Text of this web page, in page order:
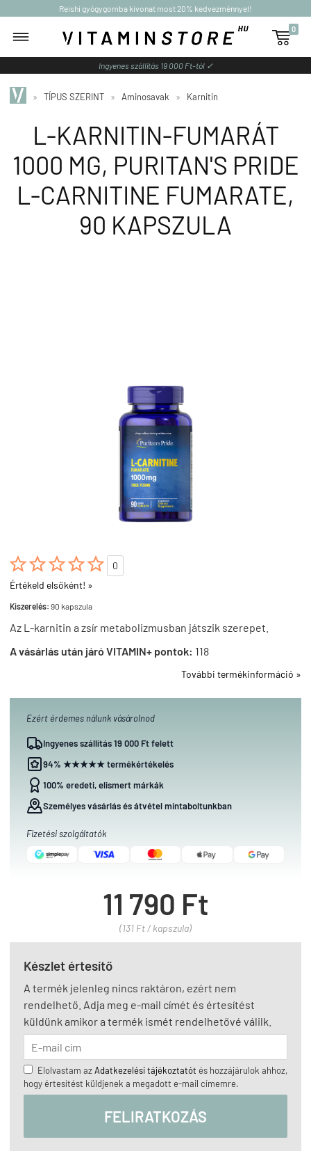
Reishi gyógygomba kivonat most 20% kedvezménnyel!

0
Ingyenes szállítás 19 000 Ft-tól ✓
» TÍPUS SZERINT » Aminosavak » Karnitin
L-KARNITIN-FUMARÁT
1000 MG, PURITAN'S PRIDE
L-CARNITINE FUMARATE,
90 KAPSZULA

0
Értékeld elsőként! »
Kiszerelés: 90 kapszula
Az L-karnitin a zsír metabolizmusban játszik szerepet.
A vásárlás után járó VITAMIN+ pontok: 118
További termékinformáció »
Ezért érdemes nálunk vásárolnod
Ingyenes szállítás 19 000 Ft felett
94% ★★★★★ termékértékelés
100% eredeti, elismert márkák
Személyes vásárlás és átvétel mintaboltunkban
Fizetési szolgáltatók
11 790 Ft
(131 Ft / kapszula)
Készlet értesítő
A termék jelenleg nincs raktáron, ezért nem
rendelhető. Adja meg e-mail címét és értesítést
küldünk amikor a termék ismét rendelhetővé válilk.
Elolvastam azAdatkezelési tájékoztatót és hozzájárulok ahhoz,
hogy értesítést küldjenek a megadott e-mail címemre.
FELIRATKOZÁS